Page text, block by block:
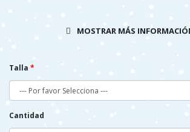
ideal para cualquier evento, pero también
estampada se puede poner con un body
MOSTRAR MÁS
Talla
Cantidad